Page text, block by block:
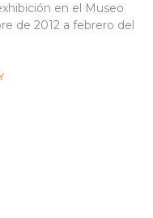
en el Museo
de 2012 a febrero del